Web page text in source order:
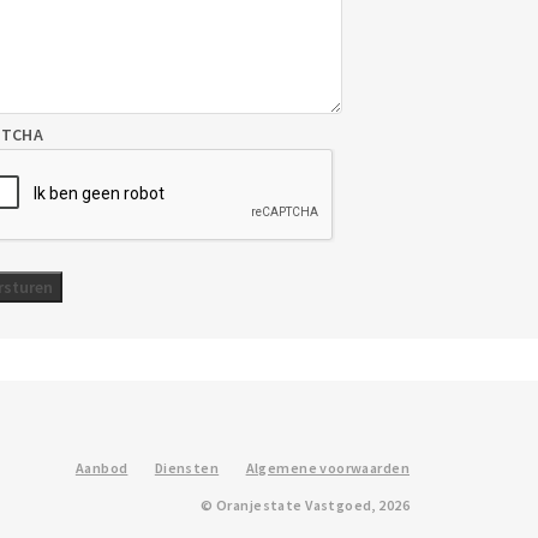
Aanbod Diensten Algemene voorwaarden
© Oranjestate Vastgoed, 2026